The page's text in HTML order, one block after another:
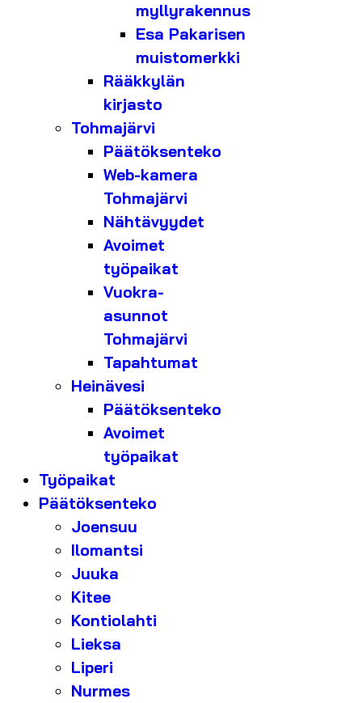
myllyrakennus
Esa Pakarisen
muistomerkki
Rääkkylän
kirjasto
Tohmajärvi
Päätöksenteko
Web-kamera
Tohmajärvi
Nähtävyydet
Avoimet
työpaikat
Vuokra-
asunnot
Tohmajärvi
Tapahtumat
Heinävesi
Päätöksenteko
Avoimet
työpaikat
Työpaikat
Päätöksenteko
Joensuu
Ilomantsi
Juuka
Kitee
Kontiolahti
Lieksa
Liperi
Nurmes